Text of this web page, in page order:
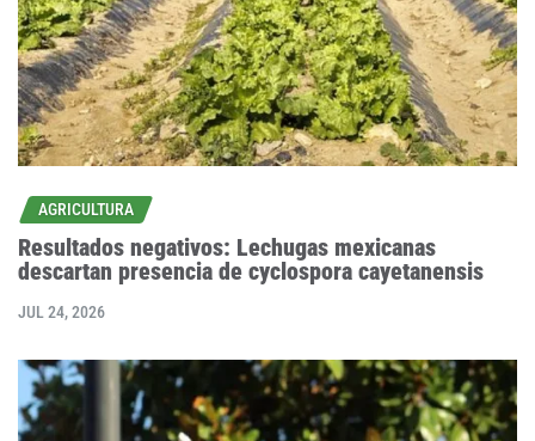
AGRICULTURA
Resultados negativos: Lechugas mexicanas
descartan presencia de cyclospora cayetanensis
JUL 24, 2026